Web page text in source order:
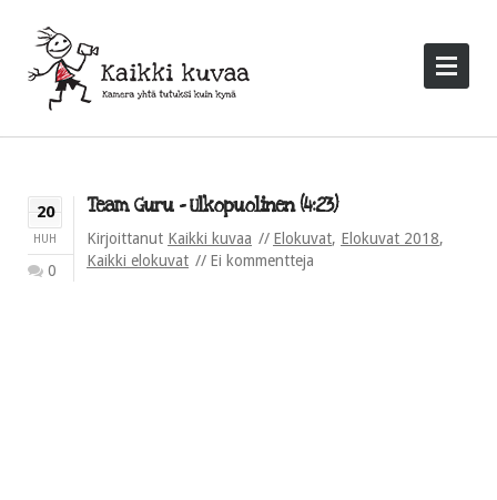
20
HUH
0
Team Guru – Ulkopuolinen (4:23)
Kirjoittanut Kaikki kuvaa Elokuvat, Elokuvat 2018,
Kaikki elokuvat
Ei kommentteja